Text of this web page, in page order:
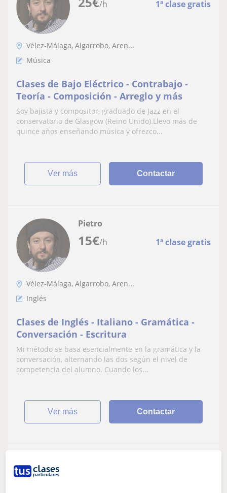
/h 1ª clase gratis
Vélez-Málaga, Algarrobo, Aren...
Música
Clases de Bajo Eléctrico - Contrabajo -
Teoría - Composición - Arreglo y más
Soy bajista y compositor, graduado de Jazz en el
conservatorio de Glasgow (Reino Unido).Llevo más de
quince años enseñando música y ofrezco...
ver más Contactar
15€/h 1ª clase gratis
Pietro
Vélez-Málaga, Algarrobo, Aren...
Inglés
Clases de Inglés - Italiano - Gramática -
Conversación - Escritura
Mi método se basa esencialmente en la gramática y la
conversación, alternando las dos según el nivel de
competencia del alumno. Cuando los...
ver más Contactar